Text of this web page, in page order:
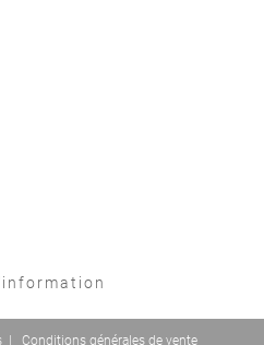
Conditions générales de vente